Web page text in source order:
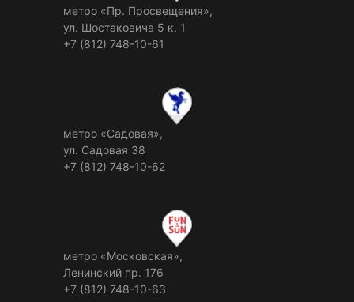
метро «Пр. Просвещения»,
ул. Шостаковича 5 к. 1
+7 (812) 748-10-61
метро «Садовая»,
ул. Садовая 38
+7 (812) 748-10-62
метро «Московская»,
Ленинский пр. 176
+7 (812) 748-10-63